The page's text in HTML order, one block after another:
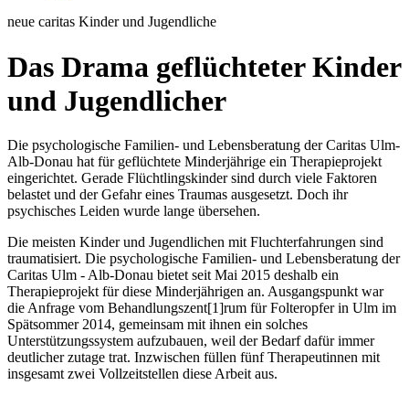
neue caritas Kinder und Jugendliche
Das Drama geflüchteter Kinder
und Jugendlicher
Die psychologische Familien- und Lebensberatung der Caritas Ulm-
Alb-Donau hat für geflüchtete Minderjährige ein Therapieprojekt
eingerichtet. Gerade Flüchtlingskinder sind durch viele Faktoren
belastet und der Gefahr eines Traumas ausgesetzt. Doch ihr
psychisches Leiden wurde lange übersehen.
Die meisten Kinder und Jugendlichen mit Fluchterfahrungen sind
traumatisiert. Die psychologische Familien- und Lebensberatung der
Caritas Ulm - Alb-Donau bietet seit Mai 2015 deshalb ein
Therapieprojekt für diese Minderjährigen an. Ausgangspunkt war
die Anfrage vom Behandlungszent[1]rum für Folteropfer in Ulm im
Spätsommer 2014, gemeinsam mit ihnen ein solches
Unterstützungssystem aufzubauen, weil der Bedarf dafür immer
deutlicher zutage trat. Inzwischen füllen fünf Therapeutinnen mit
insgesamt zwei Vollzeitstellen diese Arbeit aus.